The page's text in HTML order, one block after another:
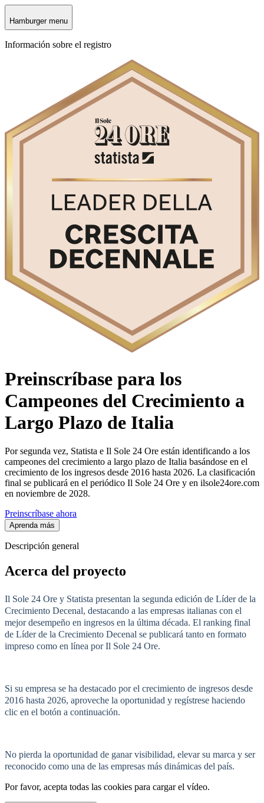
Hamburger menu
Información sobre el registro
Preinscríbase para los
Campeones del Crecimiento a
Largo Plazo de Italia
Por segunda vez, Statista e Il Sole 24 Ore están identificando a los
campeones del crecimiento a largo plazo de Italia basándose en el
crecimiento de los ingresos desde 2016 hasta 2026. La clasificación
final se publicará en el periódico Il Sole 24 Ore y en ilsole24ore.com
en noviembre de 2028.
Preinscríbase ahora
Aprenda más
Descripción general
Acerca del proyecto
Il Sole 24 Ore y Statista presentan la segunda edición de Líder de la
Crecimiento Decenal, destacando a las empresas italianas con el
mejor desempeño en ingresos en la última década. El ranking final
de Líder de la Crecimiento Decenal se publicará tanto en formato
impreso como en línea por Il Sole 24 Ore.
Si su empresa se ha destacado por el crecimiento de ingresos desde
2016 hasta 2026, aproveche la oportunidad y regístrese haciendo
clic en el botón a continuación.
No pierda la oportunidad de ganar visibilidad, elevar su marca y ser
reconocido como una de las empresas más dinámicas del país.
Por favor, acepta todas las cookies para cargar el vídeo.